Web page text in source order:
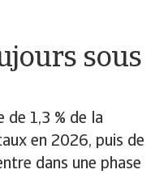
sous
de 1,3 % de la
en 2026, puis de
dans une phase